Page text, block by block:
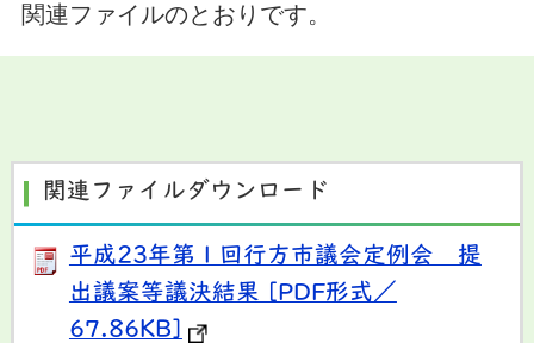
関連ファイルのとおりです。
関連ファイルダウンロード
平成23年第１回行方市議会定例会 提
出議案等議決結果 [PDF形式／
67.86KB]